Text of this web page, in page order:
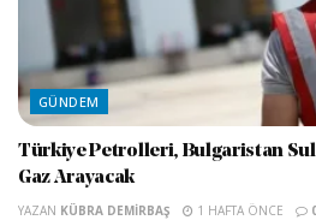
GÜNDEM
Türkiye Petrolleri, Bulgaristan
Gaz Arayacak
YAZAN KÜBRA DEMIRBAŞ 1 HAFTA ÖNCE